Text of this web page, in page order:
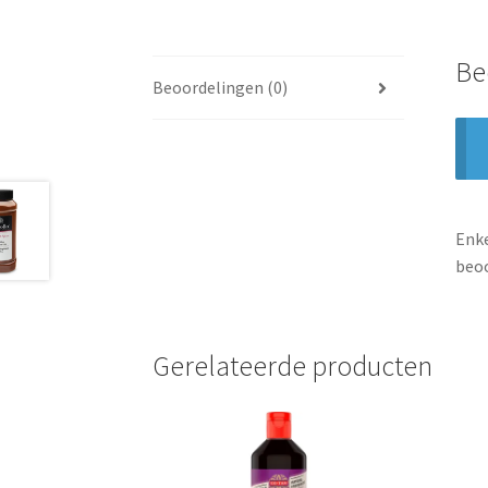
Beoordelingen (0)
Gerelateerde producten